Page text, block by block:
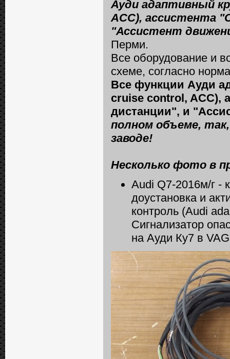
Ауди адаптивный
ACC), ассистента
"Ассистент
Перми.
Все оборудование и
схеме, согласно
Все функции Ауди
сruise сontrol, ACC),
дистанции", и
полном объеме,
заводе!
Несколько фото в
Audi Q7-2016м/г -
доустановка и
контроль (Audi
Сигнализатор
на Ауди Ку7 в